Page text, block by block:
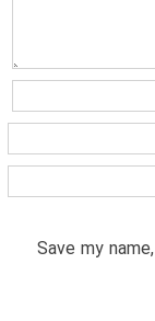
Save my